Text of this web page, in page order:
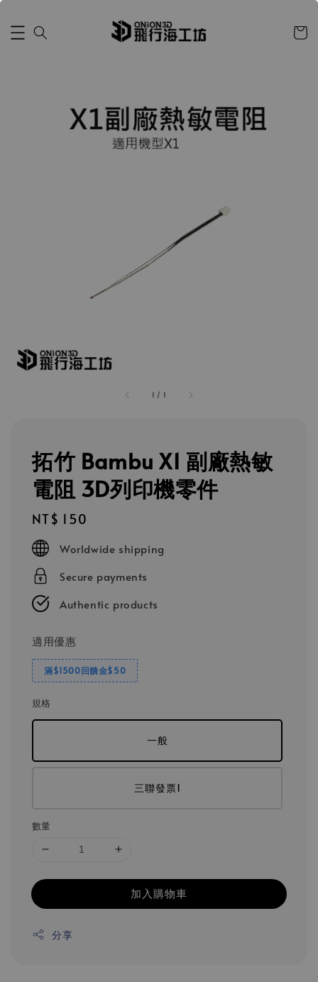
1 / 1
拓竹 Bambu X1 副廠熱敏
電阻 3D列印機零件
Regular
price
NT$ 150
Worldwide shipping
Secure payments
Authentic products
適用優惠
滿$1500回饋金$50
規格
一般
三聯發票1
數量
加入購物車
分享